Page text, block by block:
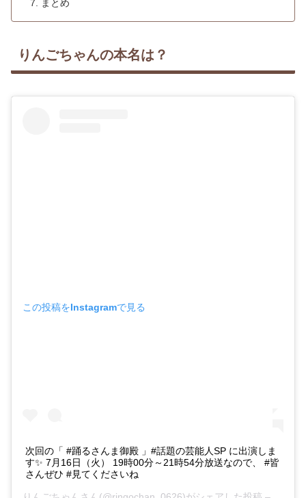
まとめ
りんごちゃんの本名は？
この投稿をInstagramで見る
次回の「 #踊るさんま御殿 」#話題の芸能人SP に出演しま
す✨ 7月16日（火） 19時00分～21時54分放送なので、 #皆
さんぜひ #見てくださいね